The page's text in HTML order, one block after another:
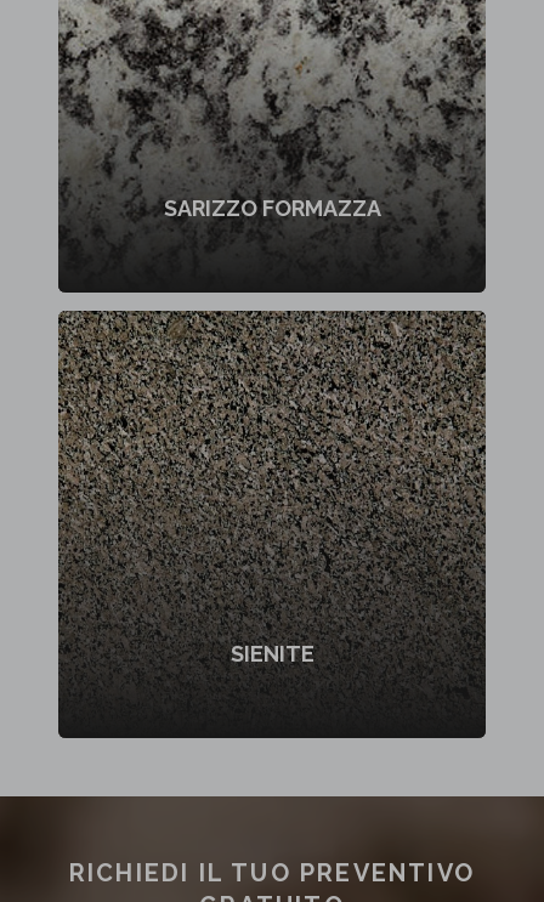
SARIZZO FORMAZZA
SIENITE
RICHIEDI IL TUO PREVENTIVO